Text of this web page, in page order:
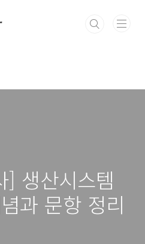
] 생산시스템
과 문항 정리